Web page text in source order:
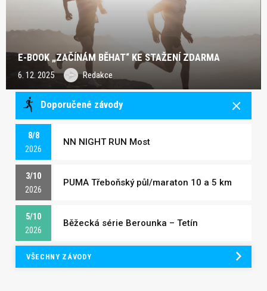
E-BOOK „ZAČÍNÁM BĚHAT“ KE STAŽENÍ ZDARMA
6. 12. 2025 Redakce
Doporučené závody
8/8
2026
NN NIGHT RUN Most
3/10
2026
PUMA Třeboňský půl/maraton 10 a 5 km
5/10
2026
Běžecká série Berounka – Tetín
VŠECHNY ZÁVODY